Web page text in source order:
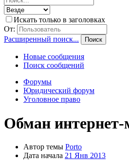
Искать только в заголовках
От:
Расширенный поиск...
Поиск
Новые сообщения
Поиск сообщений
Форумы
Юридический форум
Уголовное право
Обман интернет-
Автор темы Porto
Дата начала 21 Янв 2013